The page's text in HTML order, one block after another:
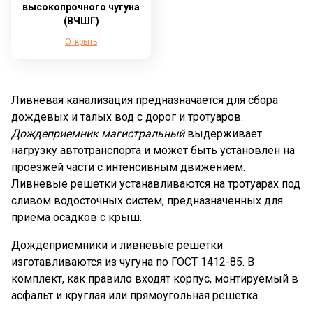
высокопрочного чугуна
(ВЧШГ)
Открыть
Ливневая канализация предназначается для сбора
дождевых и талых вод с дорог и тротуаров.
Дождеприемник магистральныйвыдерживает
нагрузку автотранспорта и может быть установлен на
проезжей части с интенсивным движением.
Ливневые решетки устанавливаются на тротуарах под
сливом водосточных систем, предназначенных для
приема осадков с крыш.
Дождеприемники и ливневые решетки
изготавливаются из чугуна по ГОСТ 1412-85. В
комплект, как правило входят корпус, монтируемый в
асфальт и круглая или прямоугольная решетка.